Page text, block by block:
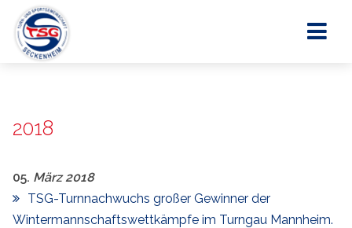
2018
05. März 2018
TSG-Turnnachwuchs großer Gewinner der
Wintermannschaftswettkämpfe im Turngau Mannheim.